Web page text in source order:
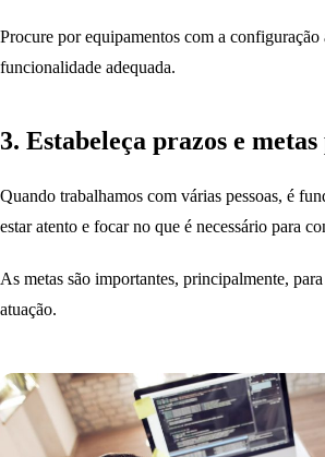
Procure por equipamentos com a
funcionalidade adequada.
3. Estabeleça prazos e
Quando trabalhamos com várias pessoas, é
estar atento e focar no que é necessário para
As metas são importantes, principalmente,
atuação.